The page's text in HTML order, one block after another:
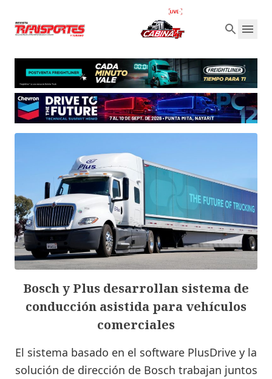
Bosch y Plus desarrollan sistema de
conducción asistida para vehículos
comerciales
El sistema basado en el software PlusDrive y la
solución de dirección de Bosch trabajan juntos